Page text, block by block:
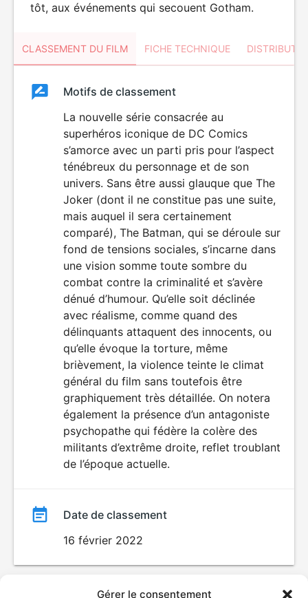
Gérer le consentement
tôt, aux événements qui secouent Gotham.
CLASSEMENT DU FILM FICHE TECHNIQUE
ClassementClassement
Motifs de classement
La nouvelle série consacrée au
superhéros iconique de DC Comics
s’amorce avec un parti pris pour l’aspect
ténébreux du personnage et de son
univers. Sans être aussi glauque que The
Joker (dont il ne constitue pas une suite,
mais auquel il sera certainement
comparé), The Batman, qui se déroule sur
fond de tensions sociales, s’incarne dans
une vision somme toute sombre du
combat contre la criminalité et s’avère
dénué d’humour. Qu’elle soit déclinée
avec réalisme, comme quand des
délinquants attaquent des innocents, ou
qu’elle évoque la torture, même
brièvement, la violence teinte le climat
général du film sans toutefois être
graphiquement très détaillée. On notera
également la présence d’un antagoniste
psychopathe qui fédère la colère des
militants d’extrême droite, reflet troublant
de l’époque actuelle.
Date de classement
16 février 2022